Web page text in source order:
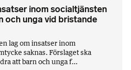
inom socialtjänsten
och unga vid bristande
lag om insatser inom
saknas. Förslaget ska
att barn och unga f...